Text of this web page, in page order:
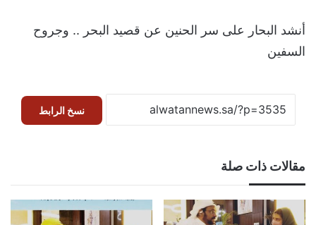
‏أنشد البحار على سر الحنين عن قصيد البحر .. وجروح
السفين
نسخ الرابط
مقالات ذات صلة